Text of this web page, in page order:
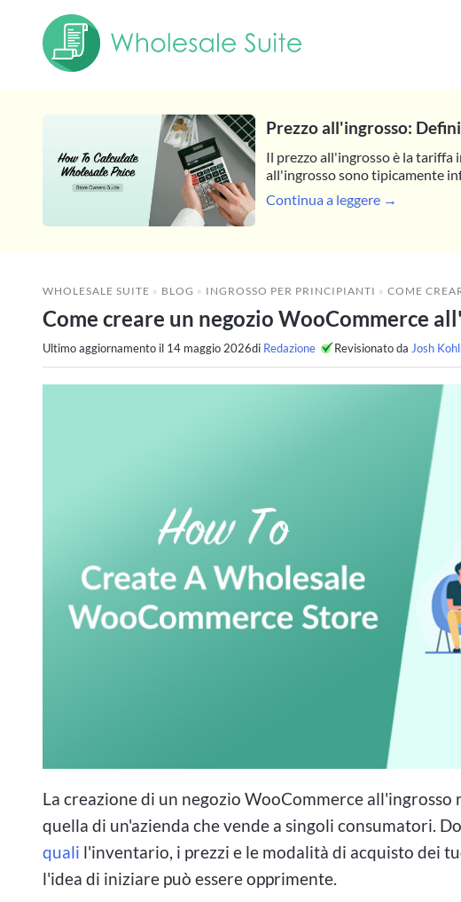
Prezzo all'ingrosso:
Il prezzo all'ingrosso è la
all'ingrosso sono tipicamente
Continua a leggere →
WHOLESALE SUITE » BLOG » INGROSSO PER PRINCIPIANTI » COME CREARE UN
Come creare un negozio WooCommerce
Ultimo aggiornamento il 14 maggio 2026di Redazione Revisionato da Josh
La creazione di un negozio WooCommerce
quella di un'azienda che vende a singoli consumatori.
quali l'inventario, i prezzi e le modalità di acquisto dei
l'idea di iniziare può essere opprimente.